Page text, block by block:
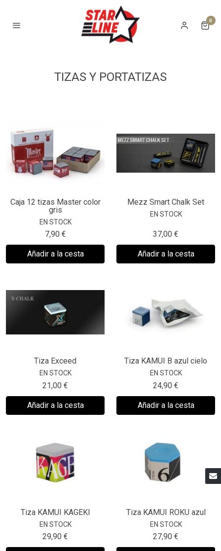
0
TIZAS Y PORTATIZAS
Caja 12 tizas Master color
gris
EN STOCK
7,90 €
Añadir a la cesta
Mezz Smart Chalk Set
EN STOCK
37,00 €
Añadir a la cesta
Tiza Exceed
EN STOCK
21,00 €
Añadir a la cesta
Tiza KAMUI B azul cielo
EN STOCK
24,90 €
Añadir a la cesta
Tiza KAMUI KAGEKI
EN STOCK
29,90 €
Tiza KAMUI ROKU azul
EN STOCK
27,90 €